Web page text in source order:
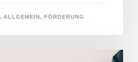
, ALLGEMEIN, FÖRDERUNG